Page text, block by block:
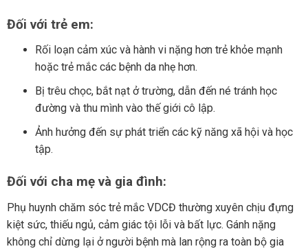
Đối với trẻ em:
Rối loạn cảm xúc và hành vi nặng hơn trẻ khỏe mạnh
hoặc trẻ mắc các bệnh da nhẹ hơn.
Bị trêu chọc, bắt nạt ở trường, dẫn đến né tránh học
đường và thu mình vào thế giới cô lập.
Ảnh hưởng đến sự phát triển các kỹ năng xã hội và học
tập.
Đối với cha mẹ và gia đình:
Phụ huynh chăm sóc trẻ mắc VDCĐ thường xuyên chịu đựng
kiệt sức, thiếu ngủ, cảm giác tội lỗi và bất lực. Gánh nặng
không chỉ dừng lại ở người bệnh mà lan rộng ra toàn bộ gia